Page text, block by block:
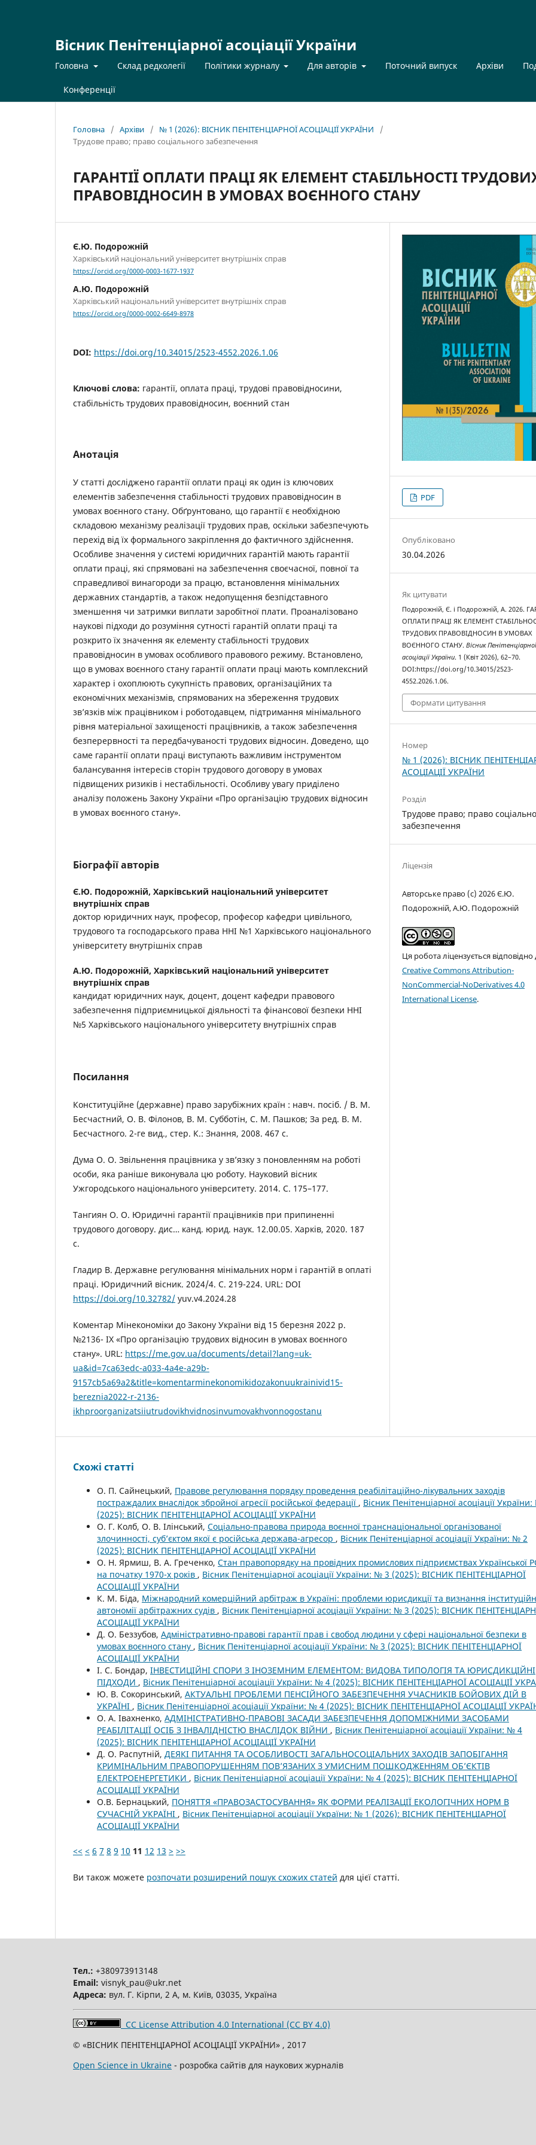
Вісник Пенітенціарної асоціації України
Головна Склад редколегії Політики журналу Для авторів Поточний випуск Архіви
Конференції
Головна / Архіви / № 1 (2026): ВІСНИК ПЕНІТЕНЦІАРНОЇ АСОЦІАЦІЇ УКРАЇНИ
/
Трудове право; право соціального забезпечення
ГАРАНТІЇ ОПЛАТИ ПРАЦІ ЯК ЕЛЕМЕНТ СТАБІЛЬНОСТІ
ПРАВОВІДНОСИН В УМОВАХ ВОЄННОГО СТАНУ
Є.Ю. Подорожній
Харківський національний університет внутрішніх справ
https://orcid.org/0000-0003-1677-1937
А.Ю. Подорожній
Харківський національний університет внутрішніх справ
https://orcid.org/0000-0002-6649-8978
DOI: https://doi.org/10.34015/2523-4552.2026.1.06
Ключові слова: гарантії, оплата праці, трудові правовідносини,
стабільність трудових правовідносин, воєнний стан
Анотація
У статті досліджено гарантії оплати праці як один із ключових
елементів забезпечення стабільності трудових правовідносин в
умовах воєнного стану. Обґрунтовано, що гарантії є необхідною
складовою механізму реалізації трудових прав, оскільки забезпечують
перехід від їх формального закріплення до фактичного здійснення.
Особливе значення у системі юридичних гарантій мають гарантії
оплати праці, які спрямовані на забезпечення своєчасної, повної та
справедливої винагороди за працю, встановлення мінімальних
державних стандартів, а також недопущення безпідставного
зменшення чи затримки виплати заробітної плати. Проаналізовано
наукові підходи до розуміння сутності гарантій оплати праці та
розкрито їх значення як елементу стабільності трудових
правовідносин в умовах особливого правового режиму. Встановлено,
що в умовах воєнного стану гарантії оплати праці мають комплексний
характер і охоплюють сукупність правових, організаційних та
економічних механізмів, спрямованих на збереження трудових
зв’язків між працівником і роботодавцем, підтримання мінімального
рівня матеріальної захищеності працівників, а також забезпечення
безперервності та передбачуваності трудових відносин. Доведено, що
саме гарантії оплати праці виступають важливим інструментом
балансування інтересів сторін трудового договору в умовах
підвищених ризиків і нестабільності. Особливу увагу приділено
аналізу положень Закону України «Про організацію трудових відносин
в умовах воєнного стану».
Біографії авторів
Є.Ю. Подорожній, Харківський національний університет
внутрішніх справ
доктор юридичних наук, професор, професор кафедри цивільного,
трудового та господарського права ННІ №1 Харківського національного
університету внутрішніх справ
А.Ю. Подорожній, Харківський національний університет
внутрішніх справ
кандидат юридичних наук, доцент, доцент кафедри правового
забезпечення підприємницької діяльності та фінансової безпеки ННІ
№5 Харківського національного університету внутрішніх справ
Посилання
Конституційне (державне) право зарубіжних країн : навч. посіб. / В. М.
Бесчастний, О. В. Філонов, В. М. Субботін, С. М. Пашков; За ред. В. М.
Бесчастного. 2-ге вид., стер. К.: Знання, 2008. 467 с.
Дума О. О. Звільнення працівника у зв’язку з поновленням на роботі
особи, яка раніше виконувала цю роботу. Науковий вісник
Ужгородського національного університету. 2014. С. 175–177.
Тангиян О. О. Юридичні гарантії працівників при припиненні
трудового договору. дис… канд. юрид. наук. 12.00.05. Харків, 2020. 187
с.
Гладир В. Державне регулювання мінімальних норм і гарантій в оплаті
праці. Юридичний вісник. 2024/4. С. 219-224. URL: DOI
https://doi.org/10.32782/ yuv.v4.2024.28
Коментар Мінекономіки до Закону України від 15 березня 2022 р.
№2136- IX «Про організацію трудових відносин в умовах воєнного
стану». URL: https://me.gov.ua/documents/detail?lang=uk-
ua&id=7ca63edc-a033-4a4e-a29b-
9157cb5a69a2&title=komentarminekonomikidozakonuukrainivid15-
bereznia2022-r-2136-
ikhproorganizatsiiutrudovikhvidnosinvumovakhvonnogostanu
PDF
Опубліковано
30.04.2026
Як цитувати
Подорожній, Є. і Подорожній, А. 2026.
ОПЛАТИ ПРАЦІ ЯК ЕЛЕМЕНТ
ТРУДОВИХ ПРАВОВІДНОСИН В УМОВАХ
ВОЄННОГО СТАНУ.Вісник
асоціації України. 1 (Квіт 2026), 62–70.
DOI:https://doi.org/10.34015/2523-
4552.2026.1.06.
Формати цитування
Номер
№ 1 (2026): ВІСНИК
АСОЦІАЦІЇ УКРАЇНИ
Розділ
Трудове право; право
забезпечення
Ліцензія
Авторське право (c) 2026 Є.Ю.
Подорожній, А.Ю. Подорожній
Ця робота ліцензується відповідно
Creative Commons Attribution-
NonCommercial-NoDerivatives 4.0
International License.
Схожі статті
О. П. Сайнецький, Правове регулювання порядку проведення реабілітаційно-лікувальних заходів
постраждалих внаслідок збройної агресії російської федерації , Вісник Пенітенціарної асоціації
(2025): ВІСНИК ПЕНІТЕНЦІАРНОЇ АСОЦІАЦІЇ УКРАЇНИ
О. Г. Колб, О. В. Ілінський, Соціально-правова природа воєнної транснаціональної організованої
злочинності, суб’єктом якої є російська держава-агресор , Вісник Пенітенціарної асоціації України: № 2
(2025): ВІСНИК ПЕНІТЕНЦІАРНОЇ АСОЦІАЦІЇ УКРАЇНИ
О. Н. Ярмиш, В. А. Греченко, Стан правопорядку на провідних промислових підприємствах Української
на початку 1970-х років , Вісник Пенітенціарної асоціації України: № 3 (2025): ВІСНИК ПЕНІТЕНЦІАРНОЇ
АСОЦІАЦІЇ УКРАЇНИ
К. М. Біда, Міжнародний комерційний арбітраж в Україні: проблеми юрисдикції та визнання
автономії арбітражних судів , Вісник Пенітенціарної асоціації України: № 3 (2025): ВІСНИК
АСОЦІАЦІЇ УКРАЇНИ
Д. О. Беззубов, Адміністративно-правові гарантії прав і свобод людини у сфері національної безпеки в
умовах воєнного стану , Вісник Пенітенціарної асоціації України: № 3 (2025): ВІСНИК ПЕНІТЕНЦІАРНОЇ
АСОЦІАЦІЇ УКРАЇНИ
І. С. Бондар, ІНВЕСТИЦІЙНІ СПОРИ З ІНОЗЕМНИМ ЕЛЕМЕНТОМ: ВИДОВА ТИПОЛОГІЯ ТА ЮРИСДИКЦІЙНІ
ПІДХОДИ , Вісник Пенітенціарної асоціації України: № 4 (2025): ВІСНИК ПЕНІТЕНЦІАРНОЇ АСОЦІАЦІЇ
Ю. В. Сокоринський, АКТУАЛЬНІ ПРОБЛЕМИ ПЕНСІЙНОГО ЗАБЕЗПЕЧЕННЯ УЧАСНИКІВ БОЙОВИХ ДІЙ В
УКРАЇНІ , Вісник Пенітенціарної асоціації України: № 4 (2025): ВІСНИК ПЕНІТЕНЦІАРНОЇ АСОЦІАЦІЇ
О. А. Івахненко, АДМІНІСТРАТИВНО-ПРАВОВІ ЗАСАДИ ЗАБЕЗПЕЧЕННЯ ДОПОМІЖНИМИ ЗАСОБАМИ
РЕАБІЛІТАЦІЇ ОСІБ З ІНВАЛІДНІСТЮ ВНАСЛІДОК ВІЙНИ , Вісник Пенітенціарної асоціації України: № 4
(2025): ВІСНИК ПЕНІТЕНЦІАРНОЇ АСОЦІАЦІЇ УКРАЇНИ
Д. О. Распутній, ДЕЯКІ ПИТАННЯ ТА ОСОБЛИВОСТІ ЗАГАЛЬНОСОЦІАЛЬНИХ ЗАХОДІВ ЗАПОБІГАННЯ
КРИМІНАЛЬНИМ ПРАВОПОРУШЕННЯМ ПОВ’ЯЗАНИХ З УМИСНИМ ПОШКОДЖЕННЯМ ОБ’ЄКТІВ
ЕЛЕКТРОЕНЕРГЕТИКИ , Вісник Пенітенціарної асоціації України: № 4 (2025): ВІСНИК ПЕНІТЕНЦІАРНОЇ
АСОЦІАЦІЇ УКРАЇНИ
О.В. Бернацький, ПОНЯТТЯ «ПРАВОЗАСТОСУВАННЯ» ЯК ФОРМИ РЕАЛІЗАЦІЇ ЕКОЛОГІЧНИХ НОРМ В
СУЧАСНІЙ УКРАЇНІ , Вісник Пенітенціарної асоціації України: № 1 (2026): ВІСНИК ПЕНІТЕНЦІАРНОЇ
АСОЦІАЦІЇ УКРАЇНИ
<< < 6 7 8 9 10 11 12 13 > >>
Ви також можете розпочати розширений пошук схожих статей для цієї статті.
Тел.: +380973913148
Email: visnyk_pau@ukr.net
Адреса: вул. Г. Кірпи, 2 А, м. Київ, 03035, Україна
CC License Attribution 4.0 International (CC BY 4.0)
© «ВІСНИК ПЕНІТЕНЦІАРНОЇ АСОЦІАЦІЇ УКРАЇНИ» , 2017
Open Science in Ukraine - розробка сайтів для наукових журналів